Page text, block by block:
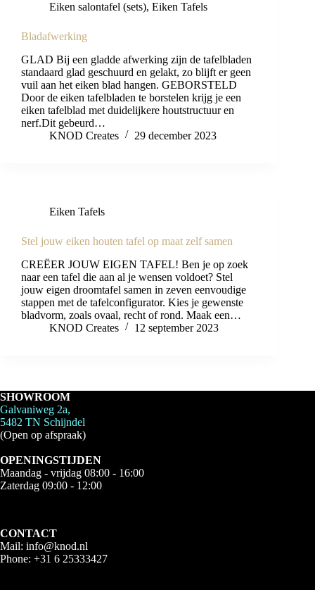
Eiken salontafel (sets), Eiken Tafels
Bladafwerking
GLAD Bij een gladde afwerking zijn de tafelbladen
standaard glad geschuurd en gelakt, zo blijft er geen
vuil aan het eiken blad hangen. GEBORSTELD
Door de eiken tafelbladen te borstelen krijg je een
eiken tafelblad met duidelijkere houtstructuur en
nerf.Dit gebeurd…
KNOD Creates
29 december 2023
Eiken Tafels
Stel jouw eiken houten tafel op maat zelf samen
CREËER JOUW EIGEN TAFEL! Ben je op zoek
naar een tafel die aan al je wensen voldoet? Stel
jouw eigen droomtafel samen in zeven eenvoudige
stappen met de tafelconfigurator. Kies je gewenste
bladvorm, zoals ovaal, recht of rond. Maak een…
KNOD Creates
12 september 2023
SHOWROOM
Galvaniweg 2a,
5482 TN Schijndel
(Open op afspraak)
OPENINGSTIJDEN
Maandag - vrijdag 08:00 - 16:00
Zaterdag 09:00 - 12:00
CONTACT
Mail: info@knod.nl
Phone: +31 6 25333427